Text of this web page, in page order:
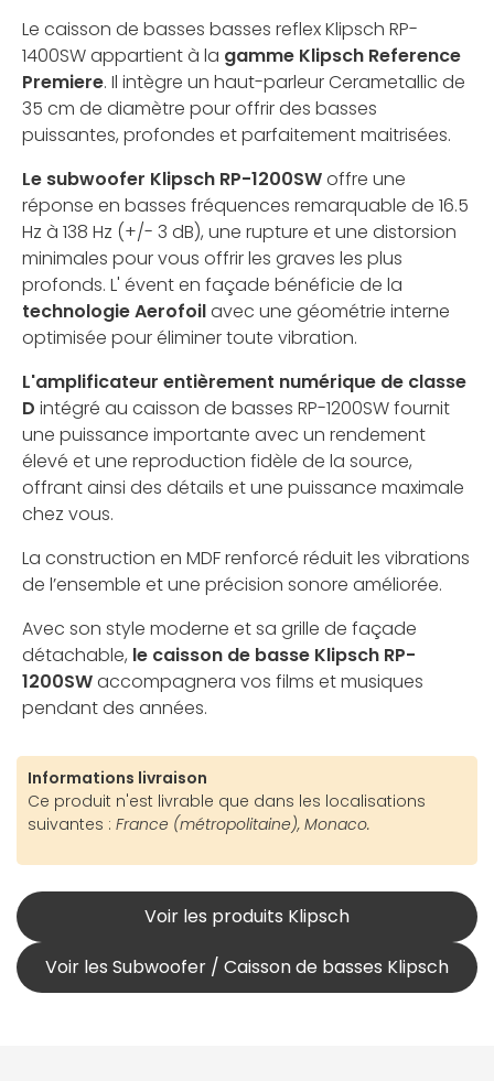
Le caisson de basses basses reflex Klipsch RP-
1400SW appartient à la gamme Klipsch Reference
Premiere. Il intègre un haut-parleur Cerametallic de
35 cm de diamètre pour offrir des basses
puissantes, profondes et parfaitement maitrisées.
Le subwoofer Klipsch RP-1200SWoffre une
réponse en basses fréquences remarquable de 16.5
Hz à 138 Hz (+/- 3 dB), une rupture et une distorsion
minimales pour vous offrir les graves les plus
profonds. L' évent en façade bénéficie de la
technologie Aerofoilavec une géométrie interne
optimisée pour éliminer toute vibration.
L'amplificateur entièrement numérique de classe
D intégré au caisson de basses RP-1200SW fournit
une puissance importante avec un rendement
élevé et une reproduction fidèle de la source,
offrant ainsi des détails et une puissance maximale
chez vous.
La construction en MDF renforcé réduit les vibrations
de l’ensemble et une précision sonore améliorée.
Avec son style moderne et sa grille de façade
détachable, le caisson de basse Klipsch RP-
1200SWaccompagnera vos films et musiques
pendant des années.
Informations livraison
Ce produit n'est livrable que dans les localisations
suivantes : France (métropolitaine), Monaco.
Voir les produits Klipsch
Voir les Subwoofer / Caisson de basses Klipsch